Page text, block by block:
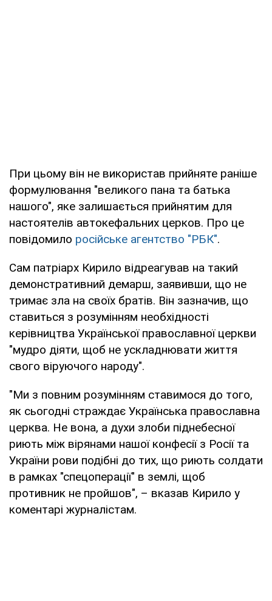
При цьому він не використав прийняте раніше
формулювання "великого пана та батька
нашого", яке залишається прийнятим для
настоятелів автокефальних церков. Про це
повідомило російське агентство "РБК".
Сам патріарх Кирило відреагував на такий
демонстративний демарш, заявивши, що не
тримає зла на своїх братів. Він зазначив, що
ставиться з розумінням необхідності
керівництва Української православної церкви
"мудро діяти, щоб не ускладнювати життя
свого віруючого народу".
"Ми з повним розумінням ставимося до того,
як сьогодні страждає Українська православна
церква. Не вона, а духи злоби піднебесної
риють між вірянами нашої конфесії з Росії та
України рови подібні до тих, що риють солдати
в рамках "спецоперації" в землі, щоб
противник не пройшов", – вказав Кирило у
коментарі журналістам.